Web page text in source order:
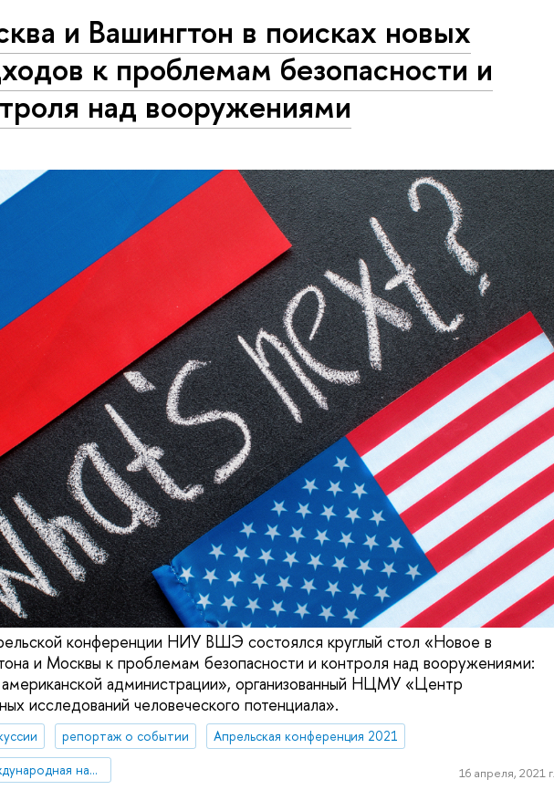
и Вашингтон в поисках новых
к проблемам безопасности и
над вооружениями
конференции НИУ ВШЭ состоялся круглый стол «Новое в
и Москвы к проблемам безопасности и контроля над вооружениями:
администрации», организованный НЦМУ «Центр
исследований человеческого потенциала».
репортаж о событии
Апрельская конференция 2021
XXII Апрельская международная научная конференция по проблемам развития экономики и общества
16 апреля, 2021 г.